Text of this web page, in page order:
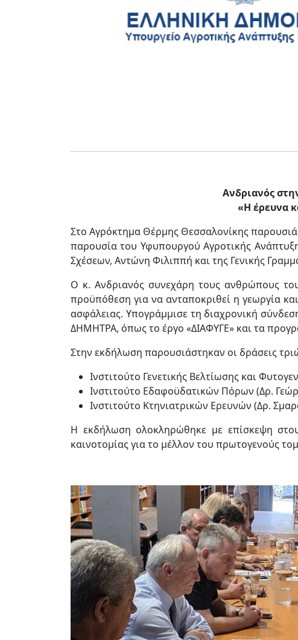
Ανδριανός
«Η έρευνα
Στο Αγρόκτημα Θέρμης Θεσσαλονίκης
παρουσία του Υφυπουργού Αγροτικής
Σχέσεων, Αντώνη Φιλιππή και της Γενικής
Ο κ. Ανδριανός συνεχάρη τους ανθρώπους
προϋπόθεση για να ανταποκριθεί η γεωργία
ασφάλειας. Υπογράμμισε τη διαχρονική
ΔΗΜΗΤΡΑ, όπως το έργο «ΔΙΑΦΥΓΕ» και τα
Στην εκδήλωση παρουσιάστηκαν οι δράσεις
Ινστιτούτο Γενετικής Βελτίωσης και
Ινστιτούτο Εδαφοϋδατικών Πόρων (Δρ.
Ινστιτούτο Κτηνιατρικών Ερευνών (Δρ.
Η εκδήλωση ολοκληρώθηκε με επίσκεψη
καινοτομίας για το μέλλον του πρωτογενούς